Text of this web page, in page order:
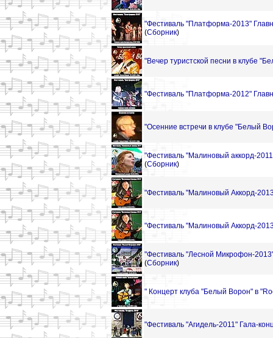
"Фестиваль "Платформа-2013"
(Сборник)
"Вечер туристской песни в клубе
"Фестиваль "Платформа-2012"
"Осенние встречи в клубе "Белый
"Фестиваль "Малиновый аккорд-
(Сборник)
"Фестиваль "Малиновый Аккорд-
"Фестиваль "Малиновый Аккорд-
"Фестиваль "Лесной Микрофон-
(Сборник)
" Концерт клуба "Белый Ворон" в
"Фестиваль "Агидель-2011" Гала-